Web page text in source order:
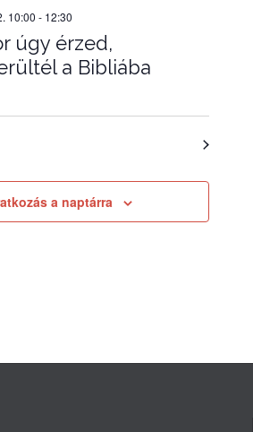
10:00 - 12:30
úgy érzed,
a Bibliába
a naptárra